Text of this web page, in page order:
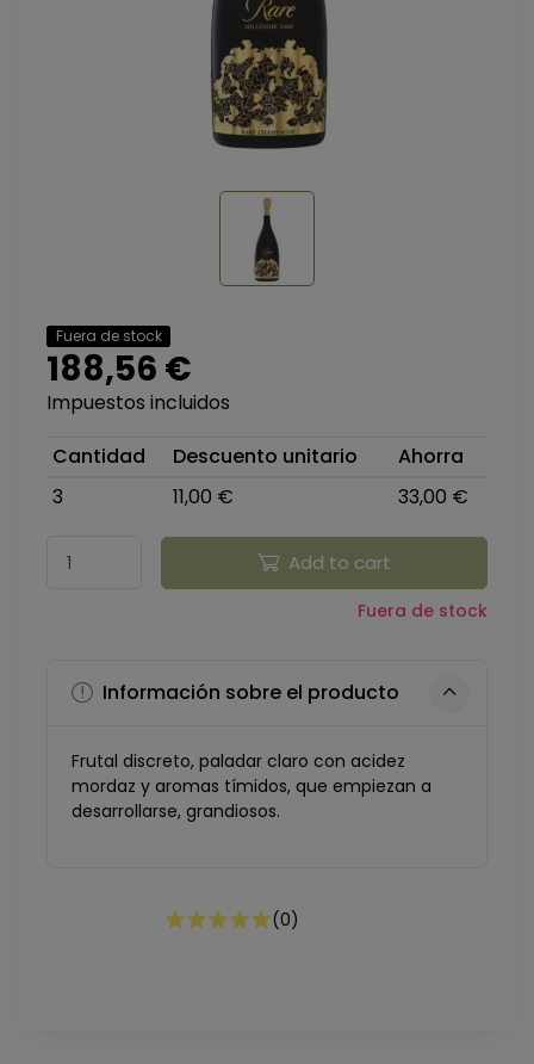
Fuera de stock
188,56 €
Impuestos incluidos
Cantidad
Descuento unitario
Ahorra
3
11,00 € 33,00 €
Add to cart
Fuera de stock
Información sobre el producto
Frutal discreto, paladar claro con acidez
mordaz y aromas tímidos, que empiezan a
desarrollarse, grandiosos.
(0)